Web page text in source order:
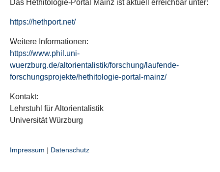
Das Hethitologie-Portal Mainz ist aktuell erreichbar unter:
https://hethport.net/
Weitere Informationen:
https://www.phil.uni-
wuerzburg.de/altorientalistik/forschung/laufende-
forschungsprojekte/hethitologie-portal-mainz/
Kontakt:
Lehrstuhl für Altorientalistik
Universität Würzburg
Impressum | Datenschutz